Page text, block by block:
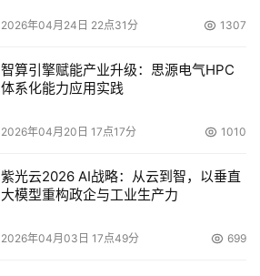
2026年04月24日 22点31分 1307
智算引擎赋能产业升级：思源电气HPC
体系化能力应用实践
2026年04月20日 17点17分 1010
紫光云2026 AI战略：从云到智，以垂直
大模型重构政企与工业生产力
2026年04月03日 17点49分 699